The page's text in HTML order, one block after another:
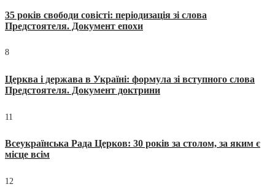
35 років свободи совісті: періодизація зі слова
Предстоятеля. Документ епохи
8
Церква і держава в Україні: формула зі вступного слова
Предстоятеля. Документ доктрини
11
Всеукраїнська Рада Церков: 30 років за столом, за яким є
місце всім
12